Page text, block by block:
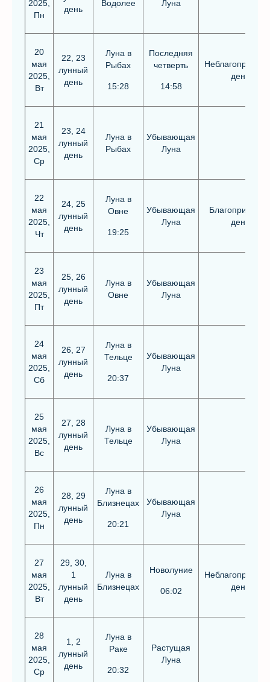
2025,
Пн
день
Водолее Луна
20
мая
2025,
Вт
22, 23
лунный
день
Луна в
Рыбах
15:28
Последняя
четверть
14:58
день
21
мая
2025,
Ср
23, 24
лунный
день
Луна в
Рыбах
Убывающая
Луна
22
мая
2025,
Чт
24, 25
лунный
день
Луна в
Овне
19:25
Убывающая
Луна
Благоприятный
день
23
мая
2025,
Пт
25, 26
лунный
день
Луна в
Овне
Убывающая
Луна
24
мая
2025,
Сб
26, 27
лунный
день
Луна в
Тельце
20:37
Убывающая
Луна
25
мая
2025,
Вс
27, 28
лунный
день
Луна в
Тельце
Убывающая
Луна
26
мая
2025,
Пн
28, 29
лунный
день
Луна в
Близнецах
20:21
Убывающая
Луна
27
мая
2025,
Вт
29, 30,
1
лунный
день
Луна в
Близнецах
Новолуние
06:02
день
28
мая
2025,
Ср
1, 2
лунный
день
Луна в
Раке
20:32
Растущая
Луна